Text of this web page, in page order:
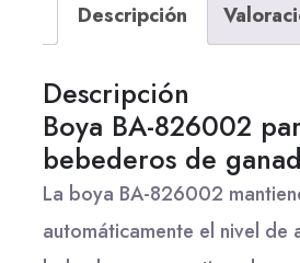
Descripción
Descripción
Boya BA-826002
bebederos de
La boya BA-826002
automáticamente el nivel de